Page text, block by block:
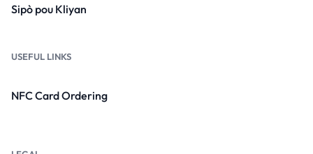
Sipò pou Kliyan
USEFUL LINKS
NFC Card Ordering